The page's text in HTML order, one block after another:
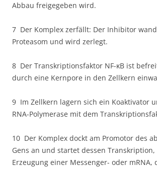
Abbau freigegeben wird.
7 Der Komplex zerfällt: Der Inhibitor
Proteasom und wird zerlegt.
8 Der Transkriptionsfaktor NF-κB ist
durch eine Kernpore in den Zellkern
9 Im Zellkern lagern sich ein Koaktivator
RNA-Polymerase mit dem
10 Der Komplex dockt am Promotor des
Gens an und startet dessen Transkription,
Erzeugung einer Messenger- oder mRNA,